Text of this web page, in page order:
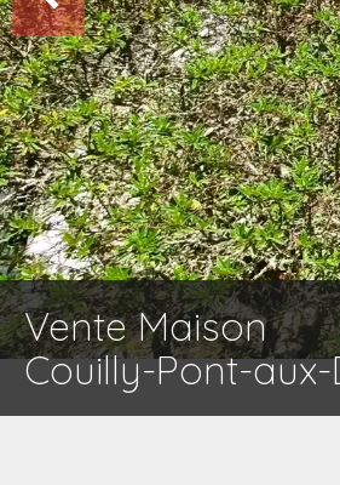
Vente Maison
Couilly-Pont-